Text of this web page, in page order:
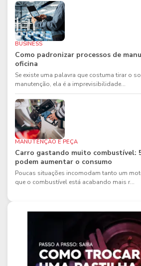
BUSINESS
Como padronizar processos de
oficina
Se existe uma palavra que costuma tirar o
manutenção, ela é a imprevisibilidade...
MANUTENÇÃO E PEÇA
Carro gastando muito combustível:
podem aumentar o consumo
Poucas situações incomodam tanto um
que o combustível está acabando mais r...